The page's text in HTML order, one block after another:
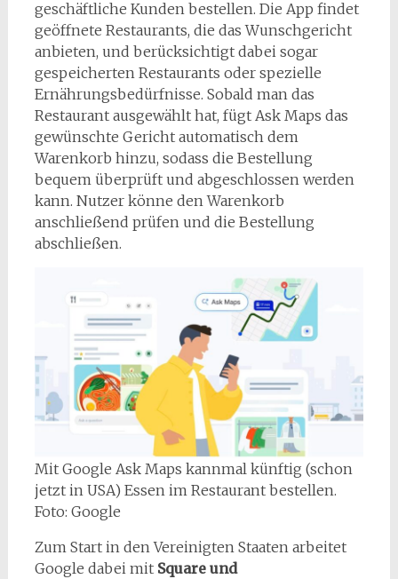
geschäftliche Kunden bestellen. Die App findet
geöffnete Restaurants, die das Wunschgericht
anbieten, und berücksichtigt dabei sogar
gespeicherten Restaurants oder spezielle
Ernährungsbedürfnisse. Sobald man das
Restaurant ausgewählt hat, fügt Ask Maps das
gewünschte Gericht automatisch dem
Warenkorb hinzu, sodass die Bestellung
bequem überprüft und abgeschlossen werden
kann. Nutzer könne den Warenkorb
anschließend prüfen und die Bestellung
abschließen.
Mit Google Ask Maps kannmal künftig (schon
jetzt in USA) Essen im Restaurant bestellen.
Foto: Google
Zum Start in den Vereinigten Staaten arbeitet
Google dabei mit Square und